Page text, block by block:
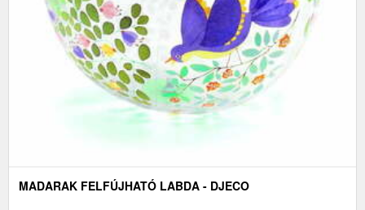
MADARAK FELFÚJHATÓ LABDA - DJECO